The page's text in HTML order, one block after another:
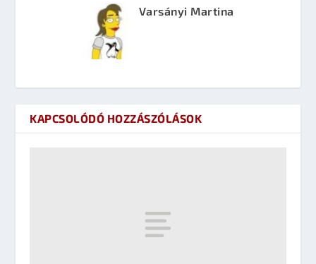
Varsányi Martina
KAPCSOLÓDÓ HOZZÁSZÓLÁSOK